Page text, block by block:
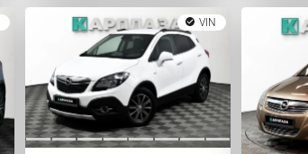
VIN